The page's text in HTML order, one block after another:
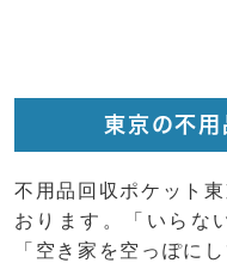
東京の不用
不用品回収ポケット
おります。「いらな
「空き家を空っぽに